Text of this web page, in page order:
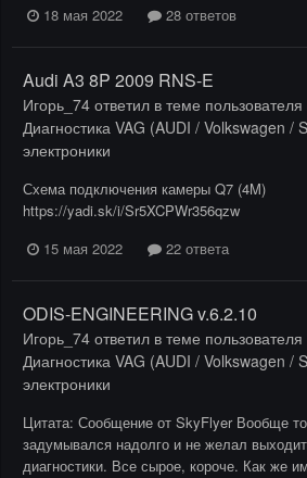
18 мая 2022
28 ответов
Audi A3 8P 2009 RNS-E
Игорь_74 ответил в теме пользователя
Диагностика VAG (AUDI / Volkswagen /
электроники
Схема подключения камеры Q7 (4M)
https://yadi.sk/i/Sr5XCPWr356qzw
15 мая 2022
22 ответа
ODIS-ENGINEERING v.6.2.10
Игорь_74 ответил в теме пользователя
Диагностика VAG (AUDI / Volkswagen /
электроники
Цитата: Сообщение от SkyFlyer Вообще
задумывался надолго и не желал
диагностики. Все сырое, короче. Как же